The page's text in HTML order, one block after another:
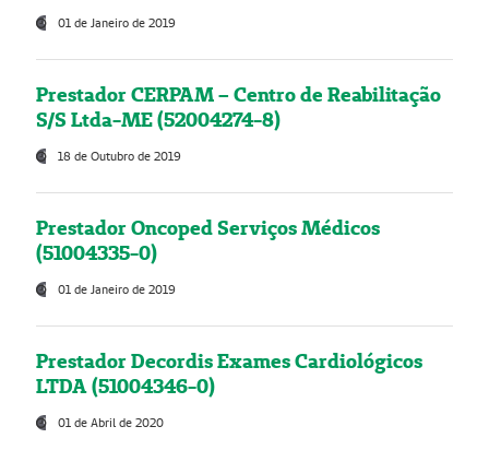
01 de Janeiro de 2019
Prestador CERPAM – Centro de Reabilitação
S/S Ltda-ME (52004274-8)
18 de Outubro de 2019
Prestador Oncoped Serviços Médicos
(51004335-0)
01 de Janeiro de 2019
Prestador Decordis Exames Cardiológicos
LTDA (51004346-0)
01 de Abril de 2020